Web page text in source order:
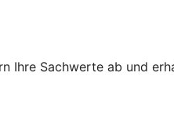
Ihre Sachwerte ab und